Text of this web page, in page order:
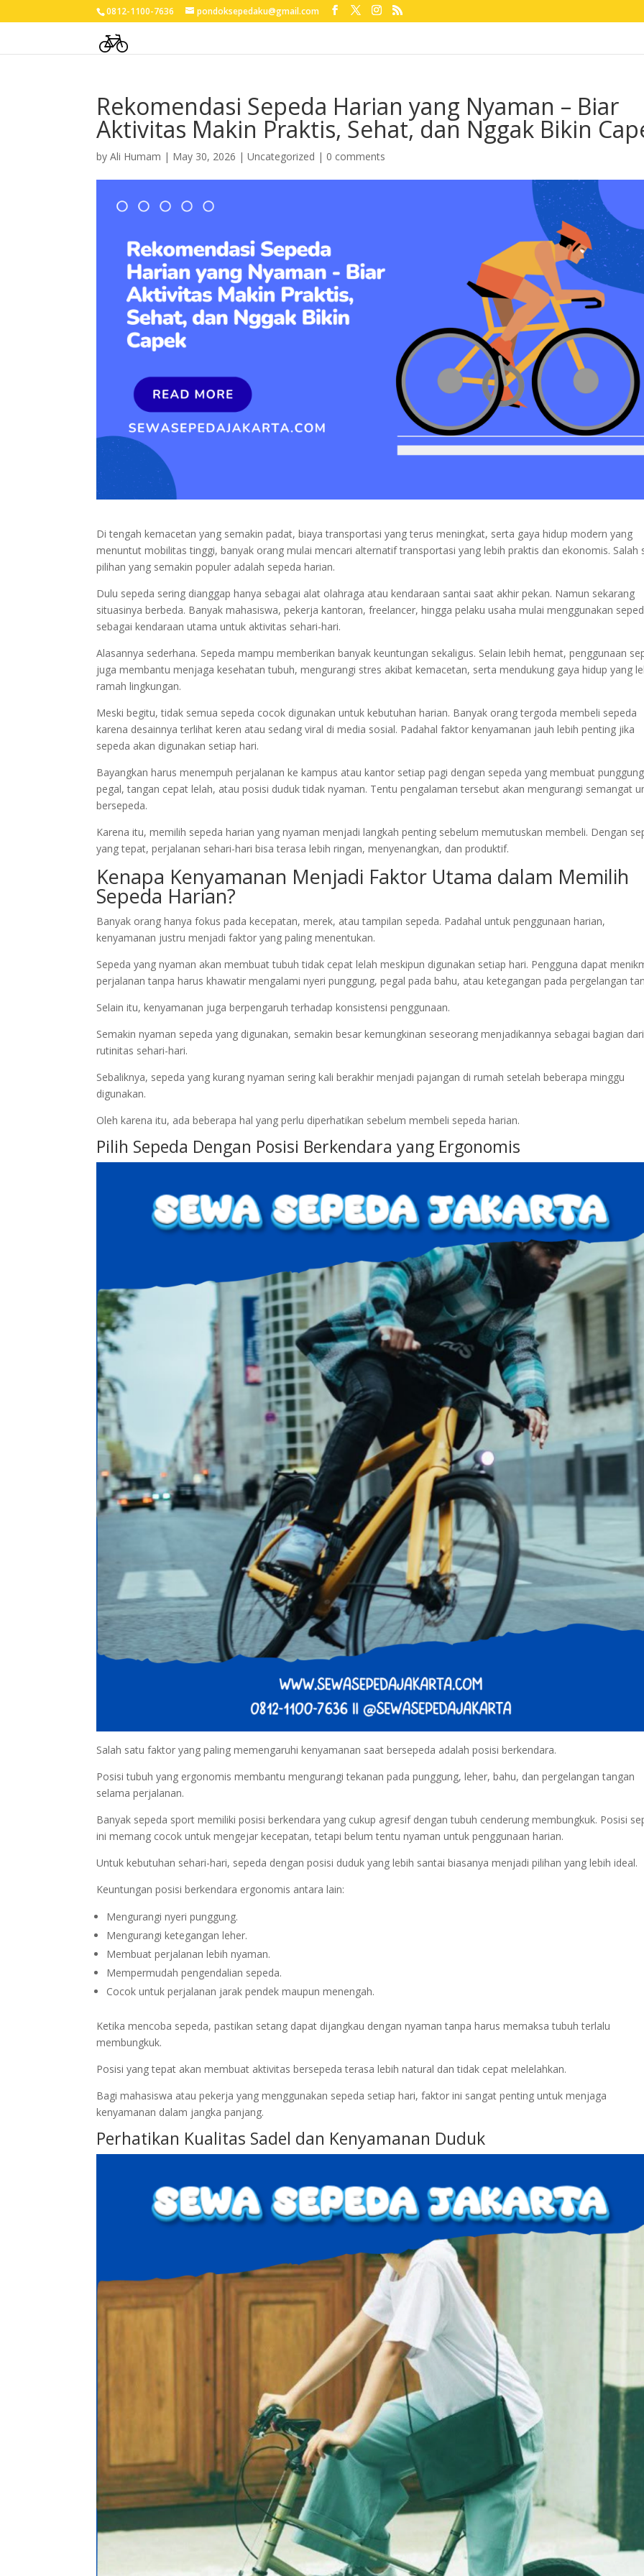
0812-1100-7636 pondoksepedaku@gmail.com
Rekomendasi Sepeda Harian yang Nyaman – Biar
Aktivitas Makin Praktis, Sehat, dan Nggak Bikin
byAli Humam | May 30, 2026 | Uncategorized | 0 comments
Di tengah kemacetan yang semakin padat, biaya transportasi yang terus meningkat, serta gaya hidup modern yang
menuntut mobilitas tinggi, banyak orang mulai mencari alternatif transportasi yang lebih praktis dan ekonomis. Salah
pilihan yang semakin populer adalah sepeda harian.
Dulu sepeda sering dianggap hanya sebagai alat olahraga atau kendaraan santai saat akhir pekan. Namun sekarang
situasinya berbeda. Banyak mahasiswa, pekerja kantoran, freelancer, hingga pelaku usaha mulai menggunakan
sebagai kendaraan utama untuk aktivitas sehari-hari.
Alasannya sederhana. Sepeda mampu memberikan banyak keuntungan sekaligus. Selain lebih hemat, penggunaan
juga membantu menjaga kesehatan tubuh, mengurangi stres akibat kemacetan, serta mendukung gaya hidup yang
ramah lingkungan.
Meski begitu, tidak semua sepeda cocok digunakan untuk kebutuhan harian. Banyak orang tergoda membeli sepeda
karena desainnya terlihat keren atau sedang viral di media sosial. Padahal faktor kenyamanan jauh lebih penting jika
sepeda akan digunakan setiap hari.
Bayangkan harus menempuh perjalanan ke kampus atau kantor setiap pagi dengan sepeda yang membuat punggung
pegal, tangan cepat lelah, atau posisi duduk tidak nyaman. Tentu pengalaman tersebut akan mengurangi semangat
bersepeda.
Karena itu, memilih sepeda harian yang nyaman menjadi langkah penting sebelum memutuskan membeli. Dengan
yang tepat, perjalanan sehari-hari bisa terasa lebih ringan, menyenangkan, dan produktif.
Kenapa Kenyamanan Menjadi Faktor Utama dalam Memilih
Sepeda Harian?
Banyak orang hanya fokus pada kecepatan, merek, atau tampilan sepeda. Padahal untuk penggunaan harian,
kenyamanan justru menjadi faktor yang paling menentukan.
Sepeda yang nyaman akan membuat tubuh tidak cepat lelah meskipun digunakan setiap hari. Pengguna dapat
perjalanan tanpa harus khawatir mengalami nyeri punggung, pegal pada bahu, atau ketegangan pada pergelangan
Selain itu, kenyamanan juga berpengaruh terhadap konsistensi penggunaan.
Semakin nyaman sepeda yang digunakan, semakin besar kemungkinan seseorang menjadikannya sebagai bagian dari
rutinitas sehari-hari.
Sebaliknya, sepeda yang kurang nyaman sering kali berakhir menjadi pajangan di rumah setelah beberapa minggu
digunakan.
Oleh karena itu, ada beberapa hal yang perlu diperhatikan sebelum membeli sepeda harian.
Pilih Sepeda Dengan Posisi Berkendara yang Ergonomis
Salah satu faktor yang paling memengaruhi kenyamanan saat bersepeda adalah posisi berkendara.
Posisi tubuh yang ergonomis membantu mengurangi tekanan pada punggung, leher, bahu, dan pergelangan tangan
selama perjalanan.
Banyak sepeda sport memiliki posisi berkendara yang cukup agresif dengan tubuh cenderung membungkuk. Posisi
ini memang cocok untuk mengejar kecepatan, tetapi belum tentu nyaman untuk penggunaan harian.
Untuk kebutuhan sehari-hari, sepeda dengan posisi duduk yang lebih santai biasanya menjadi pilihan yang lebih ideal.
Keuntungan posisi berkendara ergonomis antara lain:
Mengurangi nyeri punggung.
Mengurangi ketegangan leher.
Membuat perjalanan lebih nyaman.
Mempermudah pengendalian sepeda.
Cocok untuk perjalanan jarak pendek maupun menengah.
Ketika mencoba sepeda, pastikan setang dapat dijangkau dengan nyaman tanpa harus memaksa tubuh terlalu
membungkuk.
Posisi yang tepat akan membuat aktivitas bersepeda terasa lebih natural dan tidak cepat melelahkan.
Bagi mahasiswa atau pekerja yang menggunakan sepeda setiap hari, faktor ini sangat penting untuk menjaga
kenyamanan dalam jangka panjang.
Perhatikan Kualitas Sadel dan Kenyamanan Duduk